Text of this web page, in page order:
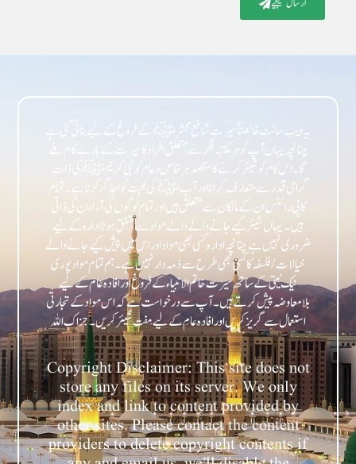
ارسال کیجیے
یہ ویب سائٹ خالصتاً سیرت شافع محشر ﷺ کے فروغ کے لیے بنائی گئی ہے
چنانچہ یہاں آپ کو ہر مکتبہ فکر سے متعلق افراد کا سیرت کے بارے کام ملے
گا۔ اس کام کو شیئر کرنے کا مقصد ہر خاص و عام کو نبی کریمﷺ کی ذات
گرامی قدر سے متعارف کرانا اور آپﷺ کی محبت کو اجاگر کرنا ہے۔ تمام
کاپی رائٹس ان کے مالکان سے متعلق ہیں اور تمام لوگوں کی آراء ان کی ذاتی
ہیں۔ یہاں شیئر کیے جانے والے والے مواد سے متفق ہونا ادارہ کے لیے
ضروری نہیں ہے چنانچہ ادارہ کسی بھی مواد اور اس میں پیش کیے جانے والے
خیالات/فلسفہ کا کسی بھی طرح سے ذمہ دار نہیں ہے۔ ہم تمام مواد پوری
نیک نیتی کے ساتھ سیرت خاتم الانبیاء کے فروغ اور افادہ عام کے لیے
بلامعاوضہ پیش کرتے ہیں۔ آپ سے درخواست ہے کہ اس مواد کے تجارتی
استعمال سے گریز کریں اور افادہ عام کے لیے مفت شیئر کریں۔ جزاک اللہ
Copyright Disclaimer: This site does not
store any files on its server. We only
index and link to content provided by
other sites. Please contact the content
providers to delete copyright contents if